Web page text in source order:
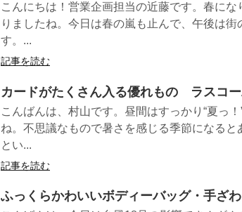
こんにちは！営業企画担当の近藤です。春に
りましたね。今日は春の嵐も止んで、午後は
す。...
記事を読む
カードがたくさん入る優れもの ラスコ
こんばんは、村山です。昼間はすっかり“夏っ
ね。不思議なもので暑さを感じる季節になると
とい...
記事を読む
ふっくらかわいいボディーバッグ・手ざわ